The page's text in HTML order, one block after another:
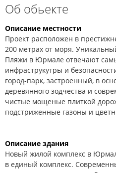
Об обьекте
Описание местности
Проект расположен в
200 метрах от моря.
Пляжи в Юрмале отвечают
инфраструкутры и
город-парк, застроенный, в
деревянного зодчества и
чистые мощеные плиткой
подстриженные газоны и
Описание здания
Новый жилой комплекс в
в единый комплекс.